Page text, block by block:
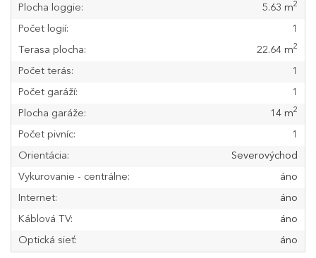
Plocha loggie: 5.63 m2
Počet logií:
1
Terasa plocha:
22.64 m2
Počet terás:
1
Počet garáží:
1
Plocha garáže:
14 m2
Počet pivníc:
1
Orientácia:
Severovýchod
Vykurovanie - centrálne:
áno
Internet:
áno
Káblová TV:
áno
Optická sieť:
áno